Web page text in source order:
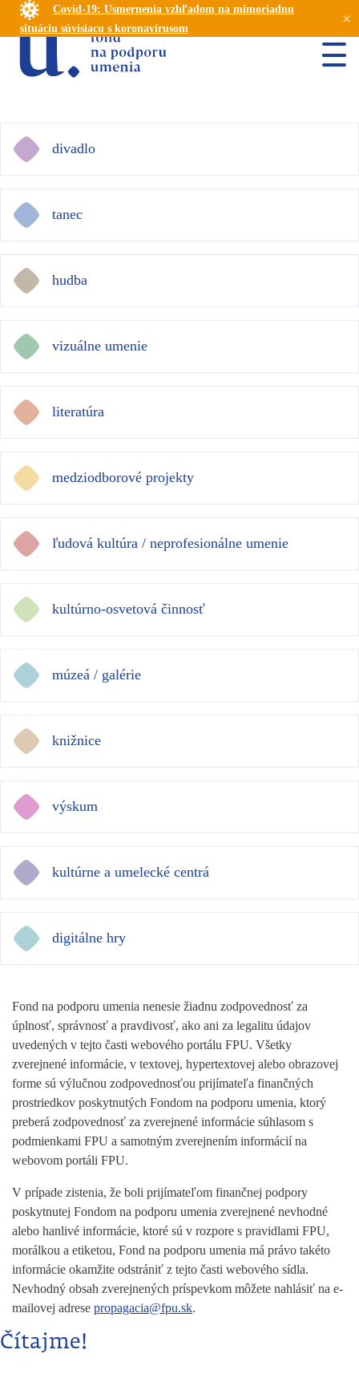
Covid-19: Usmernenia vzhľadom na mimoriadnu
situáciu súvisiacu s koronavírusom
×
divadlo
tanec
hudba
vizuálne umenie
literatúra
medziodborové projekty
ľudová kultúra / neprofesionálne umenie
kultúrno-osvetová činnosť
múzeá / galérie
knižnice
výskum
kultúrne a umelecké centrá
digitálne hry
Fond na podporu umenia nenesie žiadnu zodpovednosť za
úplnosť, správnosť a pravdivosť, ako ani za legalitu údajov
uvedených v tejto časti webového portálu FPU. Všetky
zverejnené informácie, v textovej, hypertextovej alebo obrazovej
forme sú výlučnou zodpovednosťou prijímateľa finančných
prostriedkov poskytnutých Fondom na podporu umenia, ktorý
preberá zodpovednosť za zverejnené informácie súhlasom s
podmienkami FPU a samotným zverejnením informácií na
webovom portáli FPU.
V prípade zistenia, že boli prijímateľom finančnej podpory
poskytnutej Fondom na podporu umenia zverejnené nevhodné
alebo hanlivé informácie, ktoré sú v rozpore s pravidlami FPU,
morálkou a etiketou, Fond na podporu umenia má právo takéto
informácie okamžite odstrániť z tejto časti webového sídla.
Nevhodný obsah zverejnených príspevkom môžete nahlásiť na e-
mailovej adrese propagacia@fpu.sk.
Čítajme!